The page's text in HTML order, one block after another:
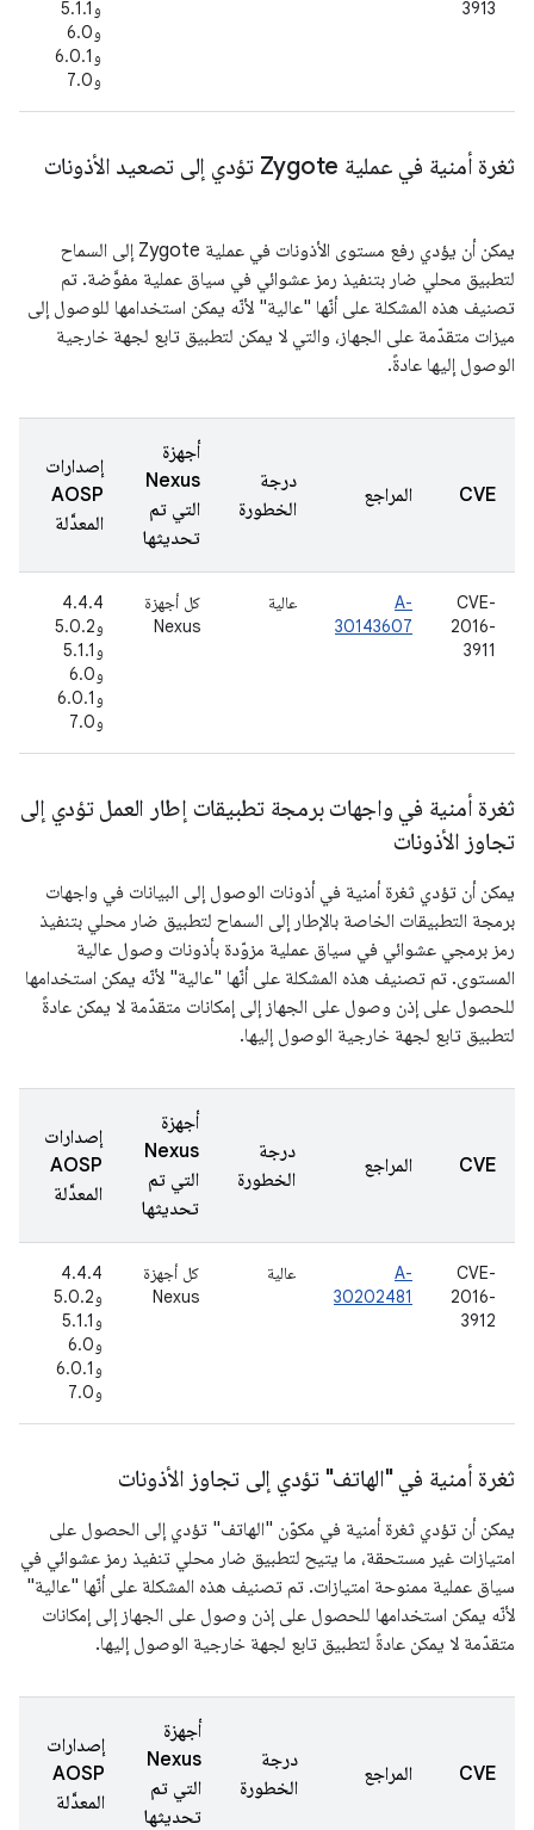
3913
و5.1.1
و6.0
و6.0.1
و7.0
ثغرة أمنية في عملية Zygote تؤدي إلى تصعيد الأذونات
يمكن أن يؤدي رفع مستوى الأذونات في عملية Zygote إلى السماح
لتطبيق محلي ضار بتنفيذ رمز عشوائي في سياق عملية مفوَّضة. تم
تصنيف هذه المشكلة على أنّها "عالية" لأنّه يمكن استخدامها للوصول إلى
ميزات متقدّمة على الجهاز، والتي لا يمكن لتطبيق تابع لجهة خارجية
الوصول إليها عادةً.
CVE المراجع
درجة
الخطورة
أجهزة
Nexus
التي تم
تحديثها
إصدارات
AOSP
المعدَّلة
CVE-
2016-
3911
A-
30143607
عالية
كل أجهزة
Nexus
4.4.4
و5.0.2
و5.1.1
و6.0
و6.0.1
و7.0
ثغرة أمنية في واجهات برمجة تطبيقات إطار العمل تؤدي إلى
تجاوز الأذونات
يمكن أن تؤدي ثغرة أمنية في أذونات الوصول إلى البيانات في واجهات
برمجة التطبيقات الخاصة بالإطار إلى السماح لتطبيق ضار محلي بتنفيذ
رمز برمجي عشوائي في سياق عملية مزوّدة بأذونات وصول عالية
المستوى. تم تصنيف هذه المشكلة على أنّها "عالية" لأنّه يمكن استخدامها
للحصول على إذن وصول على الجهاز إلى إمكانات متقدّمة لا يمكن عادةً
لتطبيق تابع لجهة خارجية الوصول إليها.
CVE المراجع
درجة
الخطورة
أجهزة
Nexus
التي تم
تحديثها
إصدارات
AOSP
المعدَّلة
CVE-
2016-
3912
A-
30202481
عالية
كل أجهزة
Nexus
4.4.4
و5.0.2
و5.1.1
و6.0
و6.0.1
و7.0
ثغرة أمنية في "الهاتف" تؤدي إلى تجاوز الأذونات
يمكن أن تؤدي ثغرة أمنية في مكوّن "الهاتف" تؤدي إلى الحصول على
امتيازات غير مستحقة، ما يتيح لتطبيق ضار محلي تنفيذ رمز عشوائي في
سياق عملية ممنوحة امتيازات. تم تصنيف هذه المشكلة على أنّها "عالية"
لأنّه يمكن استخدامها للحصول على إذن وصول على الجهاز إلى إمكانات
متقدّمة لا يمكن عادةً لتطبيق تابع لجهة خارجية الوصول إليها.
CVE المراجع
درجة
الخطورة
أجهزة
Nexus
التي تم
تحديثها
إصدارات
AOSP
المعدَّلة